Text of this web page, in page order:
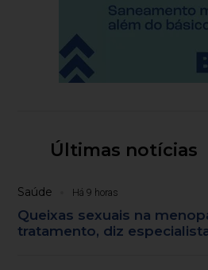
Últimas notícias
Saúde Há 9 horas
Queixas sexuais na
tratamento, diz